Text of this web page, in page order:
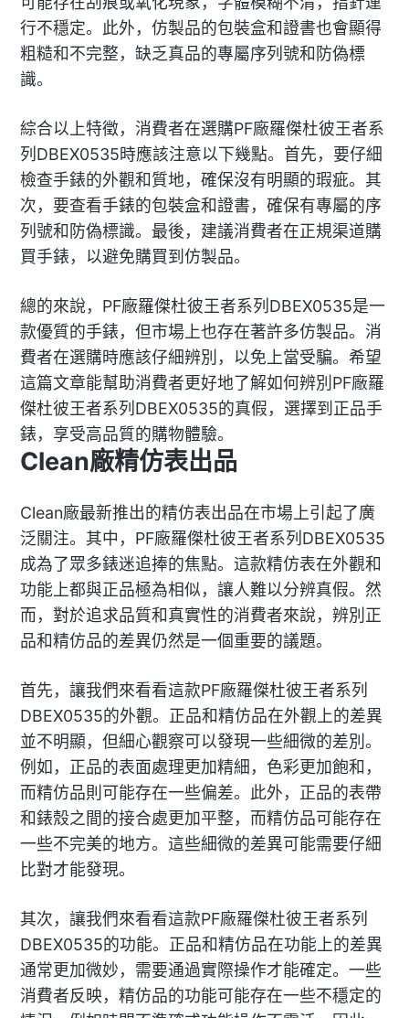
行不穩定。此外，仿製品的包裝盒和證書也會顯得
粗糙和不完整，缺乏真品的專屬序列號和防偽標
識。
綜合以上特徵，消費者在選購PF廠羅傑杜彼王者系
列DBEX0535時應該注意以下幾點。首先，要仔細
檢查手錶的外觀和質地，確保沒有明顯的瑕疵。其
次，要查看手錶的包裝盒和證書，確保有專屬的序
列號和防偽標識。最後，建議消費者在正規渠道購
買手錶，以避免購買到仿製品。
總的來說，PF廠羅傑杜彼王者系列DBEX0535是一
款優質的手錶，但市場上也存在著許多仿製品。消
費者在選購時應該仔細辨別，以免上當受騙。希望
這篇文章能幫助消費者更好地了解如何辨別PF廠羅
傑杜彼王者系列DBEX0535的真假，選擇到正品手
錶，享受高品質的購物體驗。
Clean廠精仿表出品
Clean廠最新推出的精仿表出品在市場上引起了廣
泛關注。其中，PF廠羅傑杜彼王者系列DBEX0535
成為了眾多錶迷追捧的焦點。這款精仿表在外觀和
功能上都與正品極為相似，讓人難以分辨真假。然
而，對於追求品質和真實性的消費者來說，辨別正
品和精仿品的差異仍然是一個重要的議題。
首先，讓我們來看看這款PF廠羅傑杜彼王者系列
DBEX0535的外觀。正品和精仿品在外觀上的差異
並不明顯，但細心觀察可以發現一些細微的差別。
例如，正品的表面處理更加精細，色彩更加飽和，
而精仿品則可能存在一些偏差。此外，正品的表帶
和錶殼之間的接合處更加平整，而精仿品可能存在
一些不完美的地方。這些細微的差異可能需要仔細
比對才能發現。
其次，讓我們來看看這款PF廠羅傑杜彼王者系列
DBEX0535的功能。正品和精仿品在功能上的差異
通常更加微妙，需要通過實際操作才能確定。一些
消費者反映，精仿品的功能可能存在一些不穩定的